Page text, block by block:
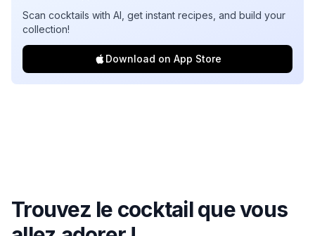
Scan cocktails with AI, get instant recipes, and build your
collection!
Download on App Store
Trouvez le cocktail que vous